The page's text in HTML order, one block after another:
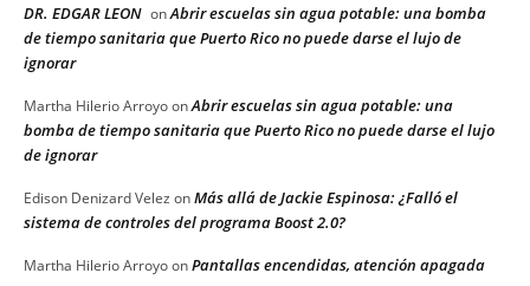
DR. EDGAR LEON onAbrir escuelas sin agua potable: una bomba
de tiempo sanitaria que Puerto Rico no puede darse el lujo de
ignorar
Martha Hilerio ArroyoonAbrir escuelas sin agua potable: una
bomba de tiempo sanitaria que Puerto Rico no puede darse el lujo
de ignorar
Edison Denizard Velez onMás allá de Jackie Espinosa: ¿Falló el
sistema de controles del programa Boost 2.0?
Martha Hilerio ArroyoonPantallas encendidas, atención apagada